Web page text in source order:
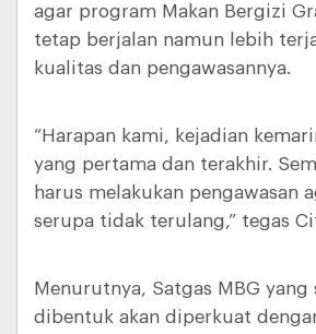
agar program Makan Bergizi
tetap berjalan namun lebih
kualitas dan pengawasannya.
“Harapan kami, kejadian
yang pertama dan terakhir.
harus melakukan pengawasan
serupa tidak terulang,” tegas
Menurutnya, Satgas MBG yang
dibentuk akan diperkuat